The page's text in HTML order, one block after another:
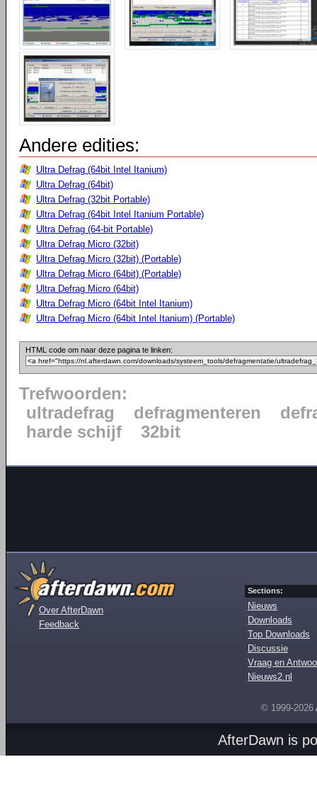
Andere edities:
Ultra Defrag (64bit Intel Itanium)
Ultra Defrag (64bit)
Ultra Defrag (32bit Portable)
Ultra Defrag (64bit Intel Itanium Portable)
Ultra Defrag (64-bit Portable)
Ultra Defrag Micro (32bit)
Ultra Defrag Micro (32bit) (Portable)
Ultra Defrag Micro (64bit) (Portable)
Ultra Defrag Micro (64bit)
Ultra Defrag Micro (64bit Intel Itanium)
Ultra Defrag Micro (64bit Intel Itanium) (Portable)
HTML code om naar deze pagina te linken:
Trefwoorden:
ultradefrag
defragmenteren
harde schijf
32bit
Over AfterDawn
Feedback
Sections:
Nieuws
Downloads
Top Downloads
Discussie
Vraag en
Nieuws2.nl
© 1999-2026
AfterDawn is